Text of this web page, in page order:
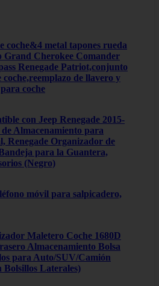
coche&4 metal tapones rueda
Grand Cherokee Comander
Renegade Patriot,conjunto
coche,reemplazo de llavero y
coche
con Jeep Renegade 2015-
Almacenamiento para
Renegade Organizador de
para la Guantera,
(Negro)
móvil para salpicadero,
Maletero Coche 1680D
Almacenamiento Bolsa
para Auto/SUV/Camión
Bolsillos Laterales)